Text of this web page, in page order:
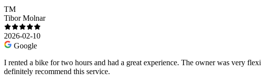
TM
Tibor Molnar
2026-02-10
Google
I rented a bike for two hours and had a great experience. The owner was very
definitely recommend this service.